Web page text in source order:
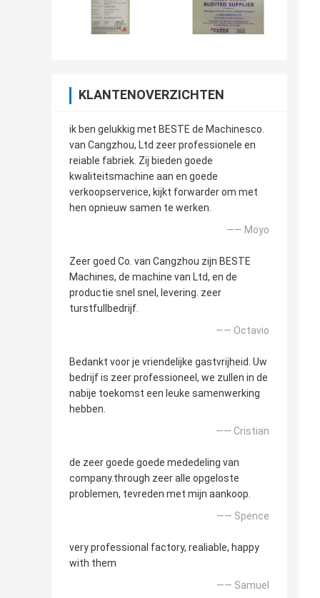
KLANTENOVERZICHTEN
ik ben gelukkig met BESTE de Machinesco.
van Cangzhou, Ltd zeer professionele en
reiable fabriek. Zij bieden goede
kwaliteitsmachine aan en goede
verkoopserverice, kijkt forwarder om met
hen opnieuw samen te werken.
—— Moyo
Zeer goed Co. van Cangzhou zijn BESTE
Machines, de machine van Ltd, en de
productie snel snel, levering. zeer
turstfullbedrijf.
—— Octavio
Bedankt voor je vriendelijke gastvrijheid. Uw
bedrijf is zeer professioneel, we zullen in de
nabije toekomst een leuke samenwerking
hebben.
—— Cristian
de zeer goede goede mededeling van
company.through zeer alle opgeloste
problemen, tevreden met mijn aankoop.
—— Spence
very professional factory, realiable, happy
with them
—— Samuel